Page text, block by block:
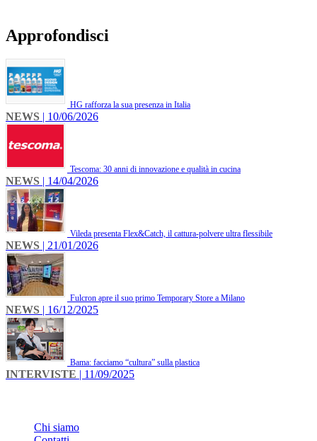
Approfondisci
HG rafforza la sua presenza in Italia
NEWS | 10/06/2026
Tescoma: 30 anni di innovazione e qualità in cucina
NEWS | 14/04/2026
Vileda presenta Flex&Catch, il cattura-polvere ultra flessibile
NEWS | 21/01/2026
Fulcron apre il suo primo Temporary Store a Milano
NEWS | 16/12/2025
Bama: facciamo “cultura” sulla plastica
INTERVISTE | 11/09/2025
Chi siamo